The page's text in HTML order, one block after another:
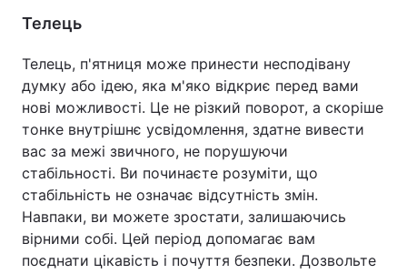
Телець
Телець, п'ятниця може принести несподівану
думку або ідею, яка м'яко відкриє перед вами
нові можливості. Це не різкий поворот, а скоріше
тонке внутрішнє усвідомлення, здатне вивести
вас за межі звичного, не порушуючи
стабільності. Ви починаєте розуміти, що
стабільність не означає відсутність змін.
Навпаки, ви можете зростати, залишаючись
вірними собі. Цей період допомагає вам
поєднати цікавість і почуття безпеки. Дозвольте